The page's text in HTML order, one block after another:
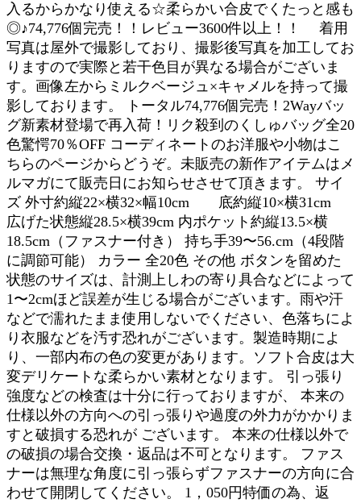
入るからかなり使える☆柔らかい合皮でくたっと感も
◎♪74,776個完売！！レビュー3600件以上！！ 着用
写真は屋外で撮影しており、撮影後写真を加工してお
りますので実際と若干色目が異なる場合がございま
す。画像左からミルクベージュ×キャメルを持って撮
影しております。 トータル74,776個完売！2Wayバッ
グ新素材登場で再入荷！リク殺到のくしゅバッグ全20
色驚愕70％OFF コーディネートのお洋服や小物はこ
ちらのページからどうぞ。未販売の新作アイテムはメ
ルマガにて販売日にお知らせさせて頂きます。 サイ
ズ 外寸約縦22×横32×幅10cm 底約縦10×横31cm
広げた状態縦28.5×横39cm 内ポケット約縦13.5×横
18.5cm（ファスナー付き） 持ち手39〜56.cm（4段階
に調節可能） カラー 全20色 その他 ボタンを留めた
状態のサイズは、計測上しわの寄り具合などによって
1〜2cmほど誤差が生じる場合がございます。雨や汗
などで濡れたまま使用しないでください、色落ちによ
り衣服などを汚す恐れがございます。製造時期によ
り、一部内布の色の変更があります。ソフト合皮は大
変デリケートな柔らかい素材となります。 引っ張り
強度などの検査は十分に行っておりますが、 本来の
仕様以外の方向への引っ張りや過度の外力がかかりま
すと破損する恐れが ございます。 本来の仕様以外で
の破損の場合交換・返品は不可となります。 ファス
ナーは無理な角度に引っ張らずファスナーの方向に合
わせて開閉してください。 1，050円特価の為、返